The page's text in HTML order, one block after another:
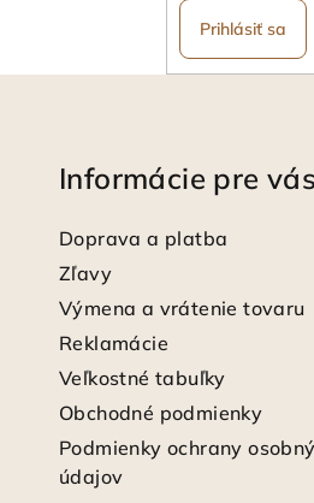
Prihlásiť sa
Informácie pre vás
Doprava a platba
Zľavy
Výmena a vrátenie tovaru
Reklamácie
Veľkostné tabuľky
Obchodné podmienky
Podmienky ochrany
údajov